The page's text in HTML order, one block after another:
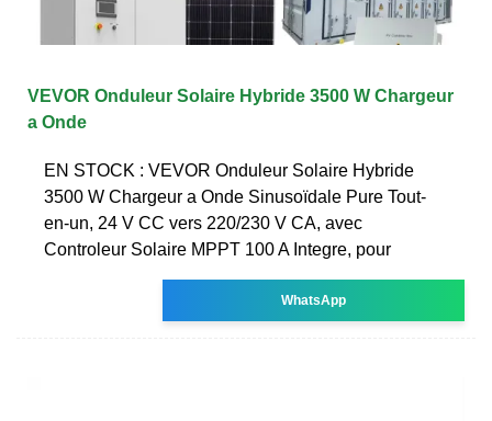
VEVOR Onduleur Solaire Hybride 3500 W Chargeur
a Onde
EN STOCK : VEVOR Onduleur Solaire Hybride
3500 W Chargeur a Onde Sinusoïdale Pure Tout-
en-un, 24 V CC vers 220/230 V CA, avec
Controleur Solaire MPPT 100 A Integre, pour
WhatsApp